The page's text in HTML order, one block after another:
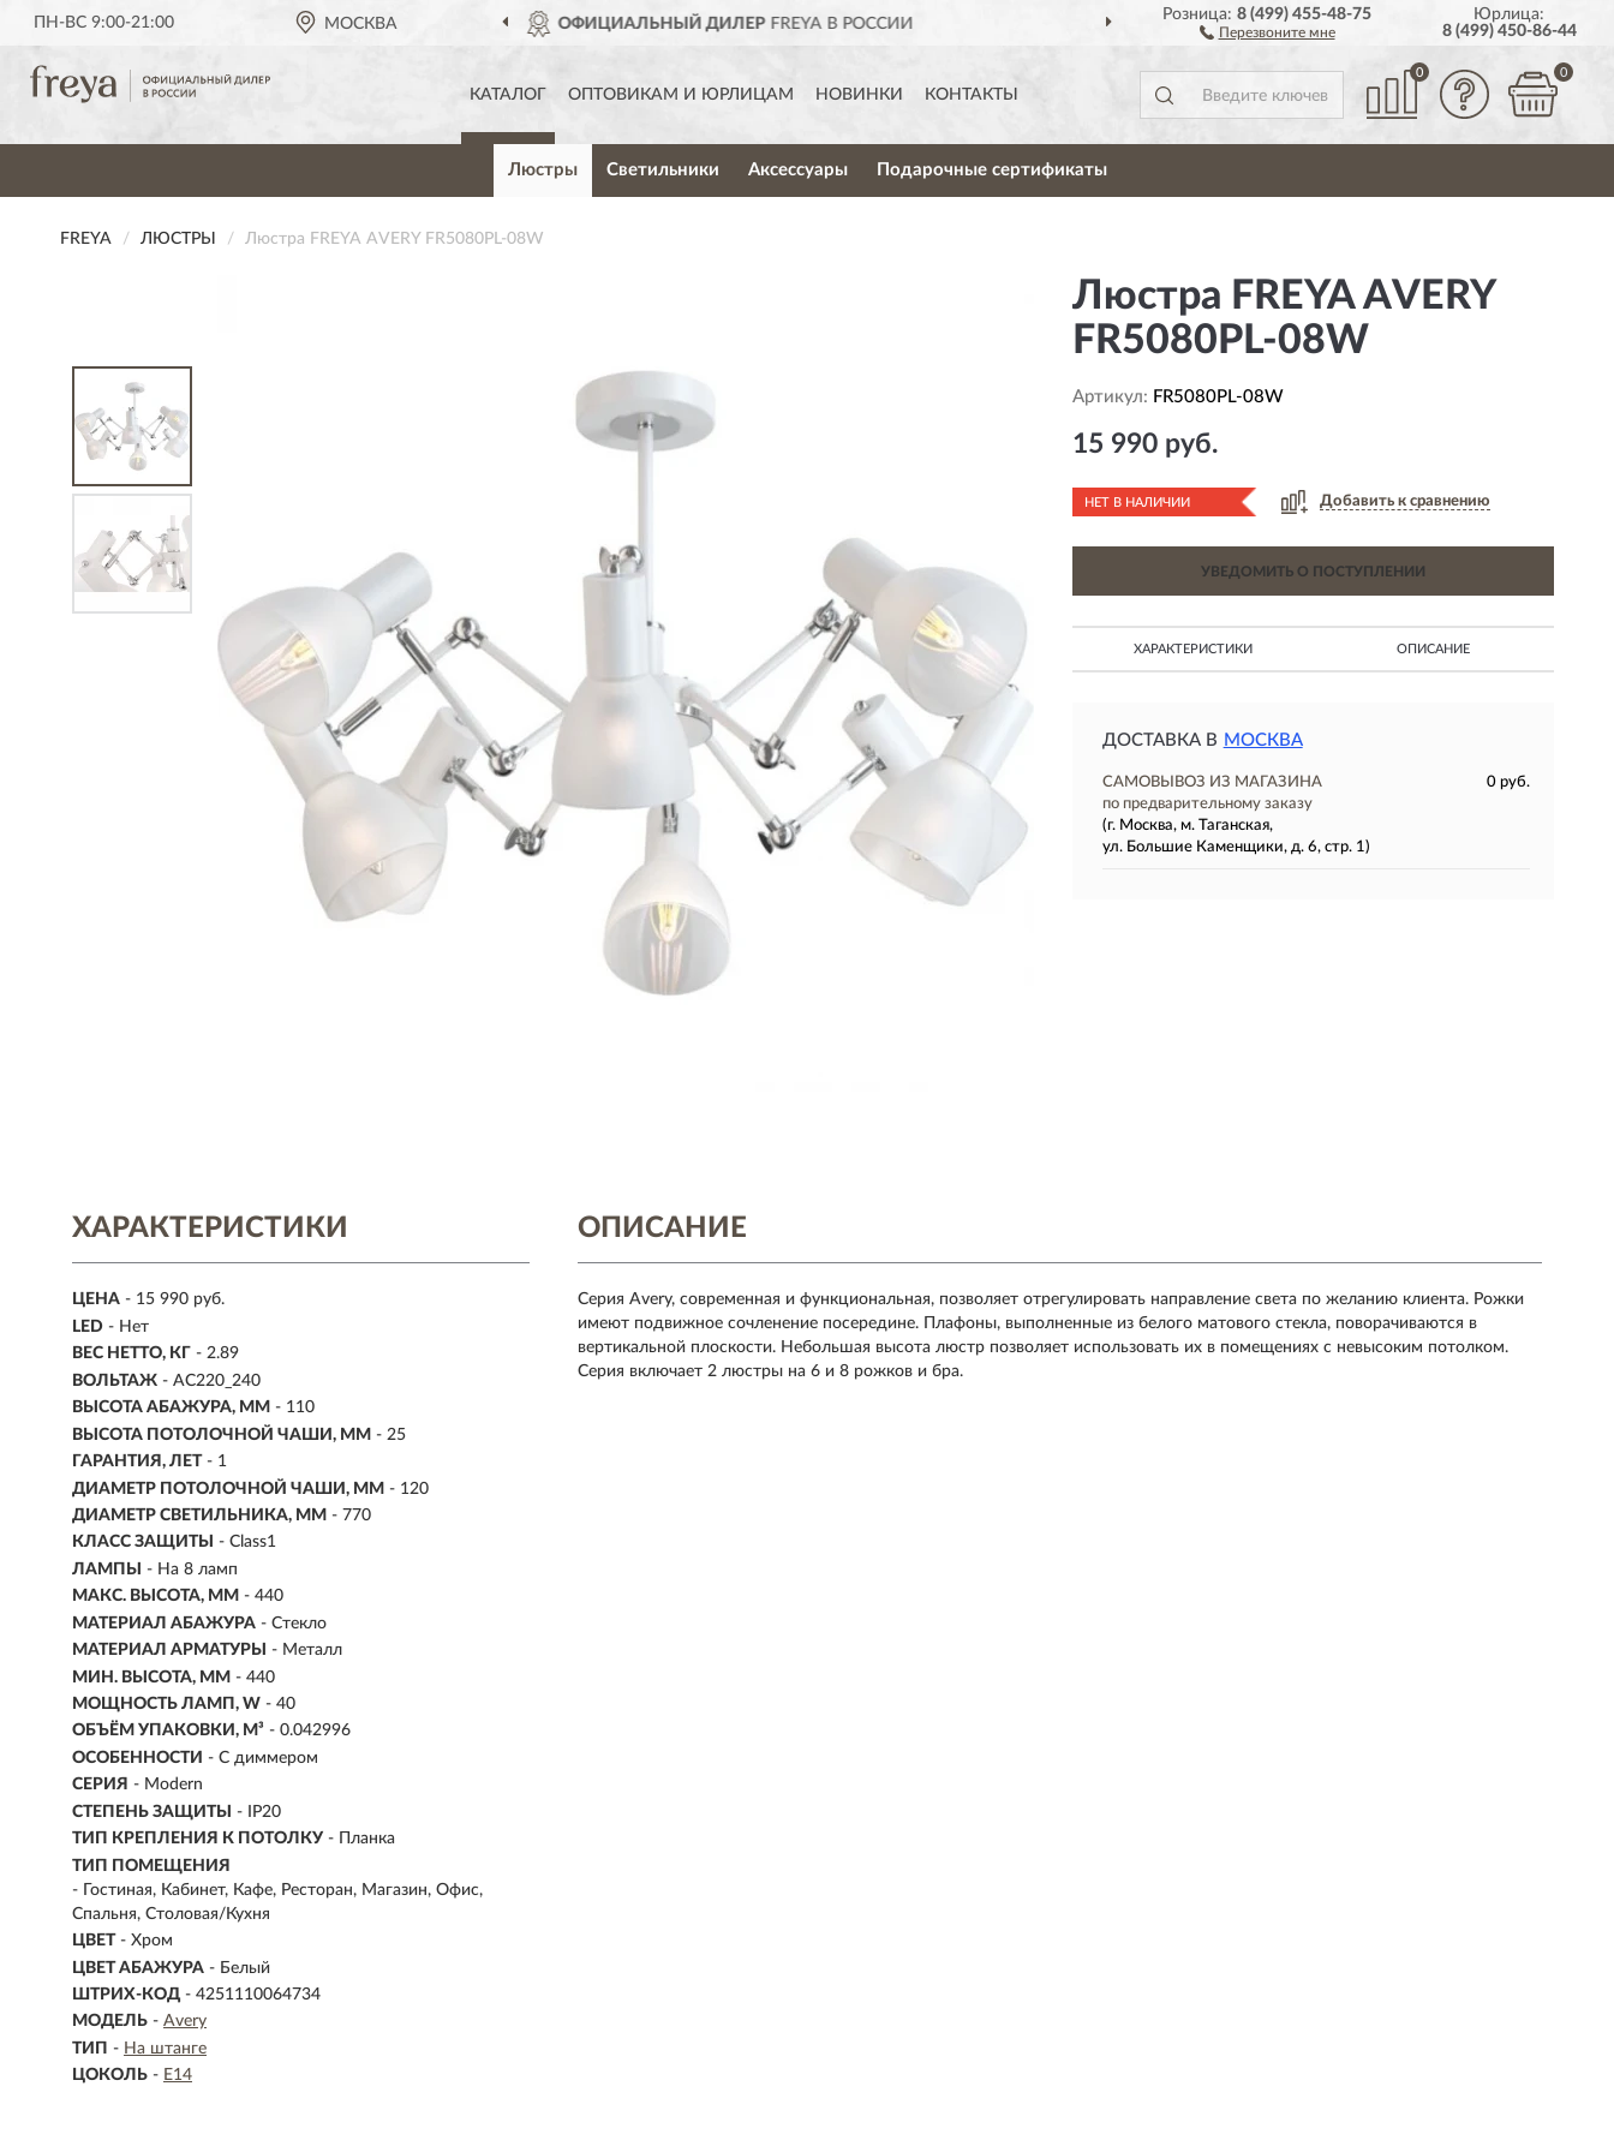
ПН-ВС 9:00-21:00 МОСКВА
ОФИЦИАЛЬНЫЙ ДИЛЕР FREYA В РОССИИ ПО ВСЕЙ РОССИИ
Розница:8 (499) 455-48-75
Перезвоните мне
Юрлица:
8 (499) 450-86-44
КАТАЛОГ ОПТОВИКАМ И ЮРЛИЦАМ НОВИНКИ КОНТАКТЫ
0 0
Люстры Светильники Аксессуары Подарочные сертификаты
FREYA ЛЮСТРЫ Люстра FREYA AVERY FR5080PL-08W
Люстра FREYA AVERY
FR5080PL-08W
Артикул: FR5080PL-08W
15 990 руб.
НЕТ В НАЛИЧИИ Добавить к сравнению
УВЕДОМИТЬ О ПОСТУПЛЕНИИ
ХАРАКТЕРИСТИКИ ОПИСАНИЕ
ДОСТАВКА В МОСКВА
САМОВЫВОЗ ИЗ МАГАЗИНА
0 руб.
по предварительному заказу
(г. Москва, м. Таганская,
ул. Большие Каменщики, д. 6, стр. 1)
ХАРАКТЕРИСТИКИ
ЦЕНА - 15 990 руб.
LED - Нет
ВЕС НЕТТО, КГ - 2.89
ВОЛЬТАЖ - AC220_240
ВЫСОТА АБАЖУРА, ММ - 110
ВЫСОТА ПОТОЛОЧНОЙ ЧАШИ, ММ - 25
ГАРАНТИЯ, ЛЕТ - 1
ДИАМЕТР ПОТОЛОЧНОЙ ЧАШИ, ММ - 120
ДИАМЕТР СВЕТИЛЬНИКА, ММ - 770
КЛАСС ЗАЩИТЫ
- Class1
ЛАМПЫ
- На 8 ламп
МАКС. ВЫСОТА, ММ - 440
МАТЕРИАЛ АБАЖУРА - Стекло
МАТЕРИАЛ АРМАТУРЫ
- Металл
МИН. ВЫСОТА, ММ - 440
МОЩНОСТЬ ЛАМП, W - 40
ОБЪЁМ УПАКОВКИ, М³ - 0.042996
ОСОБЕННОСТИ - С диммером
СЕРИЯ - Modern
СТЕПЕНЬ ЗАЩИТЫ
- IP20
ТИП КРЕПЛЕНИЯ К ПОТОЛКУ - Планка
ТИП ПОМЕЩЕНИЯ
- Гостиная, Кабинет, Кафе, Ресторан, Магазин, Офис,
Спальня, Столовая/Кухня
ЦВЕТ - Хром
ЦВЕТ АБАЖУРА - Белый
ШТРИХ-КОД - 4251110064734
МОДЕЛЬ - Avery
ТИП - На штанге
ЦОКОЛЬ - E14
ОПИСАНИЕ
Серия Avery, современная и функциональная, позволяет отрегулировать направление света по желанию клиента. Рожки
имеют подвижное сочленение посередине. Плафоны, выполненные из белого матового стекла, поворачиваются в
вертикальной плоскости. Небольшая высота люстр позволяет использовать их в помещениях с невысоким потолком.
Серия включает 2 люстры на 6 и 8 рожков и бра.